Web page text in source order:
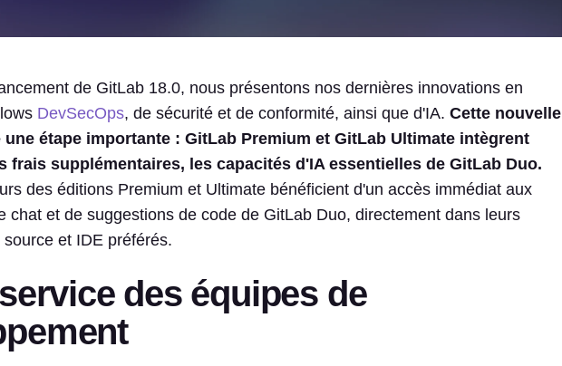
de GitLab 18.0, nous présentons nos dernières innovations en
DevSecOps, de sécurité et de conformité, ainsi que d'IA. Cette nouvelle
étape importante : GitLab Premium et GitLab Ultimate intègrent
frais supplémentaires, les capacités d'IA essentielles de GitLab Duo.
des éditions Premium et Ultimate bénéficient d'un accès immédiat aux
chat et de suggestions de code de GitLab Duo, directement dans leurs
et IDE préférés.
des équipes de